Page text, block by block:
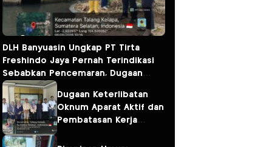
DLH Banyuasin Ungkap PT Tirta
Freshindo Jaya Pernah Terindikasi
Sebabkan Pencemaran, Dugaan
Limbah Kembali Diselidiki
Dugaan Keterlibatan
Oknum Aparat Aktif dan
Pembatasan Kerja